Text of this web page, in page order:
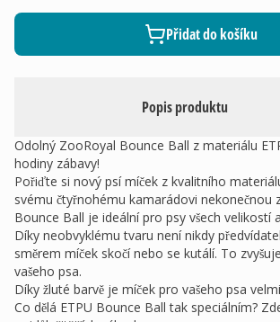
Popis produktu
Odolný ZooRoyal Bounce Ball z materiálu
hodiny zábavy!
Pořiďte si nový psí míček z kvalitního
svému čtyřnohému kamarádovi nekonečnou
Bounce Ball je ideální pro psy všech velikostí
Díky neobvyklému tvaru není nikdy
směrem míček skočí nebo se kutálí. To
vašeho psa.
Díky žluté barvě je míček pro vašeho psa
Co dělá ETPU Bounce Ball tak speciálním?
Přidat do košíku